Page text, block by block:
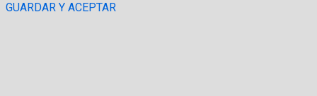
GUARDAR Y ACEPTAR